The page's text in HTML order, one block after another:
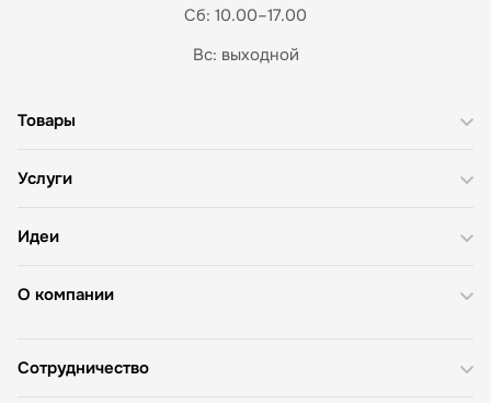
Сб: 10.00–17.00
Вс: выходной
О компании
Товары
Услуги
Идеи
Сотрудничество